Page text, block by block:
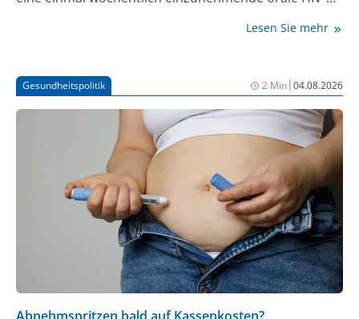
führenden täglichen Therapien. Damit eröffnet sich
die Belastung durch die lebenslange tägliche
Einnahme von Tabletten verringern könnte. Die
Ergebnisse, die jetzt im New England Journal of
Medicine veröffentlicht und auf der Internationalen
AIDS-Konferenz in Rio de Janeiro vorgestellt wurden,
stammen aus der Phase-III-Studie ISLEND-1, in der
eine einmal wöchentlich einzunehmende Tablette mit
einer Kombination aus Islatravir und Lenacapavir bei
Erwachsenen untersucht wurde, deren HIV-Infektion
bereits gut unter Kontrolle war.
Lesen Sie mehr
Gesundheitspolitik 2 Min|04.08.2026